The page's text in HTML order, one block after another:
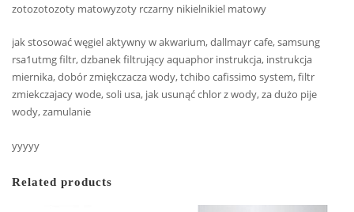
zotozotozoty matowyzoty rczarny nikielnikiel matowy
jak stosować węgiel aktywny w akwarium, dallmayr cafe, samsung
rsa1utmg filtr, dzbanek filtrujący aquaphor instrukcja, instrukcja
miernika, dobór zmiękczacza wody, tchibo cafissimo system, filtr
zmiekczajacy wode, soli usa, jak usunąć chlor z wody, za dużo pije
wody, zamulanie
yyyyy
Related products